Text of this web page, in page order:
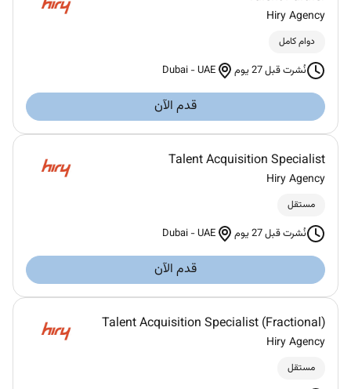
Hiry Agency
دوام كامل
نُشرت قبل 27 يوم Dubai -UAE
قدم الآن
Talent Acquisition Specialist
Hiry Agency
مستقل
نُشرت قبل 27 يوم Dubai -UAE
قدم الآن
(Fractional) Talent Acquisition Specialist
Hiry Agency
مستقل